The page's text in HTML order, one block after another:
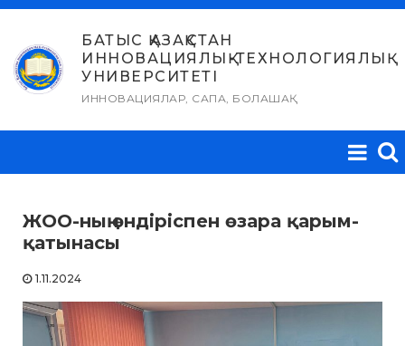
Skip
content
БАТЫС ҚАЗАҚСТАН
ИННОВАЦИЯЛЫҚ-ТЕХНОЛОГИЯЛЫҚ
УНИВЕРСИТЕТІ
ИННОВАЦИЯЛАР, САПА, БОЛАШАҚ
ЖОО-ның өндіріспен өзара қарым-
қатынасы
1.11.2024